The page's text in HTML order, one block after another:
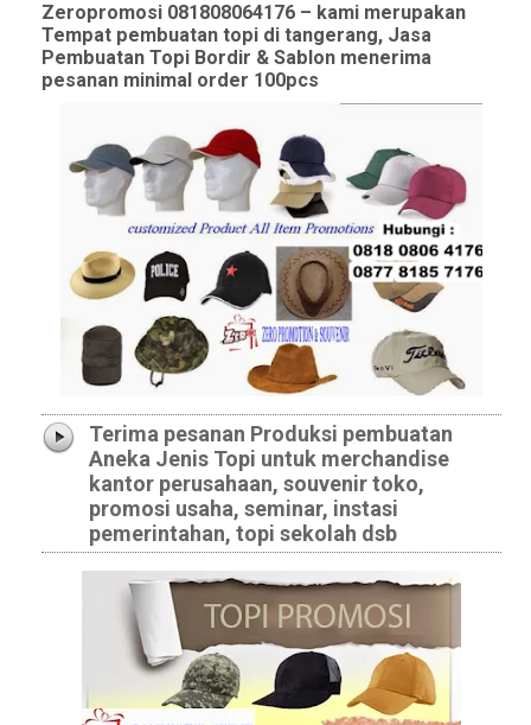
Zeropromosi 081808064176 – kami merupakan
Tempat pembuatan topi di tangerang, Jasa
Pembuatan Topi Bordir & Sablon menerima
pesanan minimal order 100pcs
Terima pesanan Produksi pembuatan
Aneka Jenis Topi untuk merchandise
kantor perusahaan, souvenir toko,
promosi usaha, seminar, instasi
pemerintahan, topi sekolah dsb